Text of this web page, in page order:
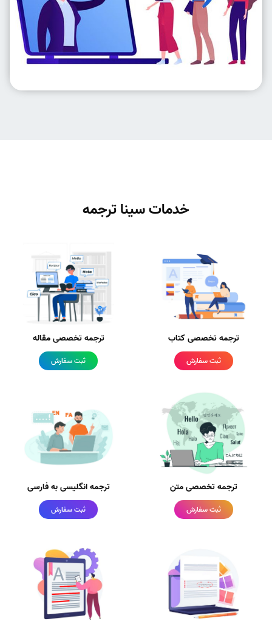
خدمات سینا ترجمه
ترجمه تخصصی کتاب
ثبت سفارش
ترجمه تخصصی مقاله
ثبت سفارش
ترجمه تخصصی متن
ثبت سفارش
ترجمه انگلیسی به فارسی
ثبت سفارش